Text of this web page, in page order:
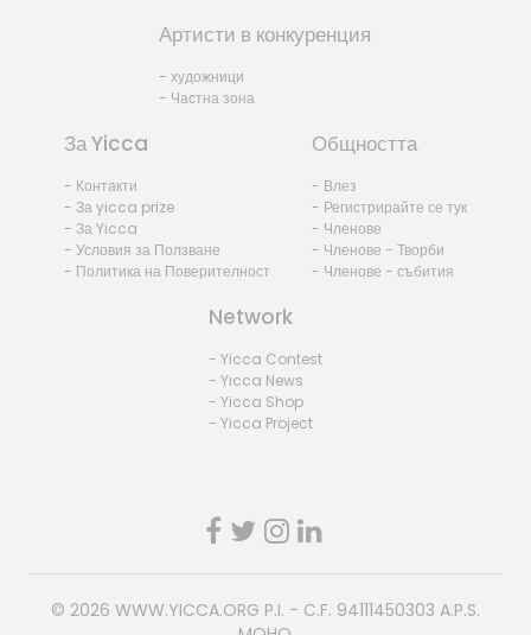
Артисти в конкуренция
- художници
- Частна зона
За Yicca
- Контакти
- За yicca prize
- За Yicca
- Условия за Ползване
- Политика на Поверителност
Общността
- Влез
- Регистрирайте се тук
- Членове
- Членове - Творби
- Членове - събития
Network
- Yicca Contest
- Yicca News
- Yicca Shop
- Yicca Project
© 2026 WWW.YICCA.ORG P.I. - C.F. 94111450303 A.P.S.